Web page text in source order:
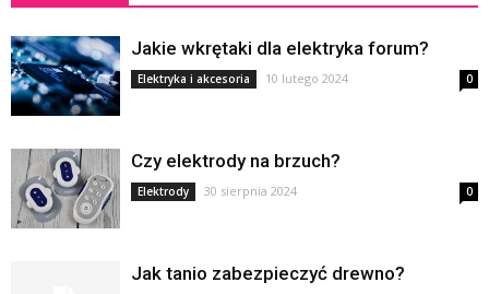
Jakie wkrętaki dla elektryka forum?
Elektryka i akcesoria 10 lutego 2024 0
Czy elektrody na brzuch?
Elektrody 30 sierpnia 2024 0
Jak tanio zabezpieczyć drewno?